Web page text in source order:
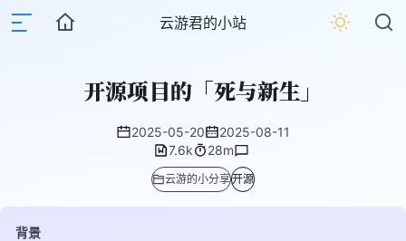
云游君的小站
开源项目的「死与新生」
2025-05-20
2025-08-11
7.6k
28m
云游的小分享开源
背景